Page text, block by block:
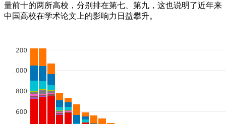
量前十的两所高校，分别排在第七、第九，这也说明了近年来
中国高校在学术论文上的影响力日益攀升。